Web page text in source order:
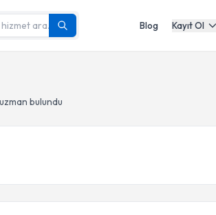
Blog Kayıt Ol
bulundu